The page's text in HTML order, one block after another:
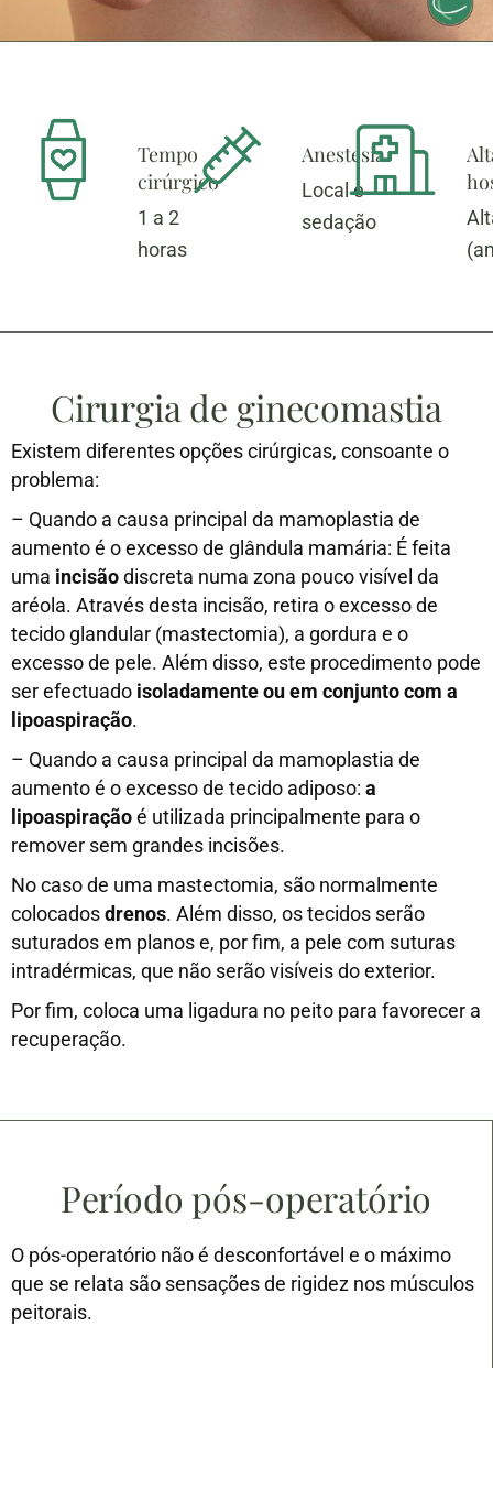
Tempo
cirúrgico
1 a 2
horas
Anestesia
Local e
sedação
Cirurgia de ginecomastia
Existem diferentes opções cirúrgicas, consoante o
problema:
– Quando a causa principal da mamoplastia de
aumento é o excesso de glândula mamária: É feita
uma incisãodiscreta numa zona pouco visível da
aréola. Através desta incisão, retira o excesso de
tecido glandular (mastectomia), a gordura e o
excesso de pele. Além disso, este procedimento pode
ser efectuado isoladamente ou em conjunto com a
lipoaspiração.
– Quando a causa principal da mamoplastia de
aumento é o excesso de tecido adiposo: a
lipoaspiraçãoé utilizada principalmente para o
remover sem grandes incisões.
No caso de uma mastectomia, são normalmente
colocadosdrenos. Além disso, os tecidos serão
suturados em planos e, por fim, a pele com suturas
intradérmicas, que não serão visíveis do exterior.
Por fim, coloca uma ligadura no peito para favorecer a
recuperação.
Período pós-operatório
O pós-operatório não é desconfortável e o máximo
que se relata são sensações de rigidez nos músculos
peitorais.